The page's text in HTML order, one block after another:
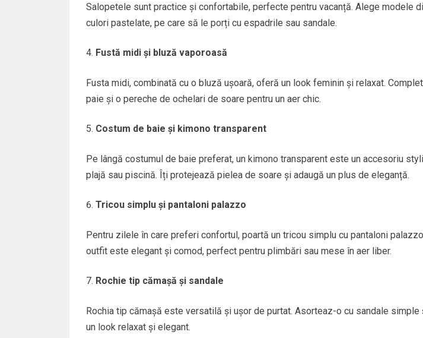
Salopetele sunt practice și confortabile, perfecte pentru vacanță. Alege modele
culori pastelate, pe care să le porți cu espadrile sau sandale.
Fustă midi și bluză vaporoasă
Fusta midi, combinată cu o bluză ușoară, oferă un look feminin și relaxat.
paie și o pereche de ochelari de soare pentru un aer chic.
Costum de baie și kimono transparent
Pe lângă costumul de baie preferat, un kimono transparent este un accesoriu
plajă sau piscină. Îți protejează pielea de soare și adaugă un plus de eleganță.
Tricou simplu și pantaloni palazzo
Pentru zilele în care preferi confortul, poartă un tricou simplu cu pantaloni
outfit este elegant și comod, perfect pentru plimbări sau mese în aer liber.
Rochie tip cămașă și sandale
Rochia tip cămașă este versatilă și ușor de purtat. Asorteaz-o cu sandale simple
un look relaxat și elegant.